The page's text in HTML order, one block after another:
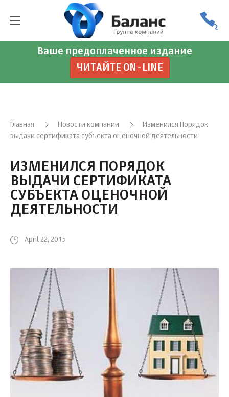
Ваше предоплаченное издание
ЧИТАЙТЕ ON-LINE
Главная Новости компании
Изменился Порядок
выдачи сертификата субъекта оценочной деятельности
ИЗМЕНИЛСЯ ПОРЯДОК
ВЫДАЧИ СЕРТИФИКАТА
СУБЪЕКТА ОЦЕНОЧНОЙ
ДЕЯТЕЛЬНОСТИ
April 22, 2015